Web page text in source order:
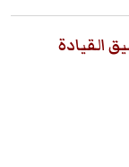
القيادة